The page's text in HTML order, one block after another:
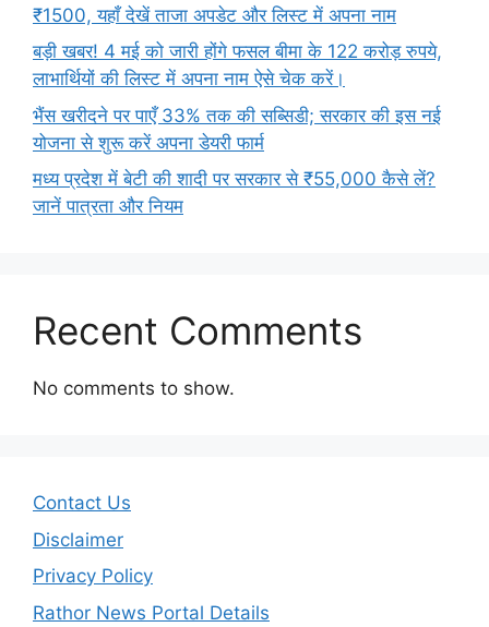
₹1500, यहाँ देखें ताजा अपडेट और लिस्ट में अपना नाम
बड़ी खबर! 4 मई को जारी होंगे फसल बीमा के 122 करोड़ रुपये,
लाभार्थियों की लिस्ट में अपना नाम ऐसे चेक करें।
भैंस खरीदने पर पाएँ 33% तक की सब्सिडी; सरकार की इस नई
योजना से शुरू करें अपना डेयरी फार्म
मध्य प्रदेश में बेटी की शादी पर सरकार से ₹55,000 कैसे लें?
जानें पात्रता और नियम
Recent Comments
No comments to show.
Contact Us
Disclaimer
Privacy Policy
Rathor News Portal Details